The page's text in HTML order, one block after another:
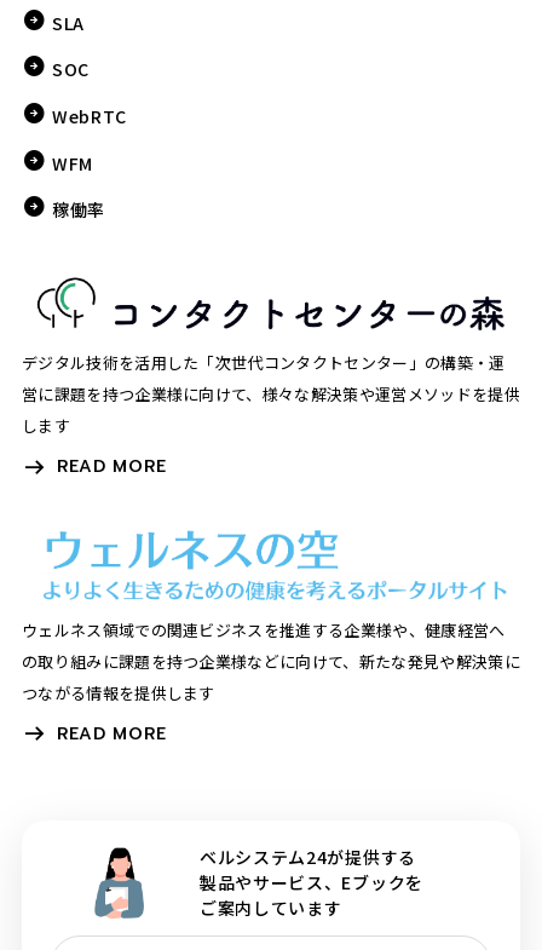
SLA
SOC
WebRTC
WFM
稼働率
デジタル技術を活用した「次世代コンタクトセンター」の構築・運
営に課題を持つ企業様に向けて、様々な解決策や運営メソッドを提供
します
READ MORE
ウェルネス領域での関連ビジネスを推進する企業様や、健康経営へ
の取り組みに課題を持つ企業様などに向けて、新たな発見や解決策に
つながる情報を提供します
READ MORE
ベルシステム24が提供する
製品やサービス、Eブックを
ご案内しています